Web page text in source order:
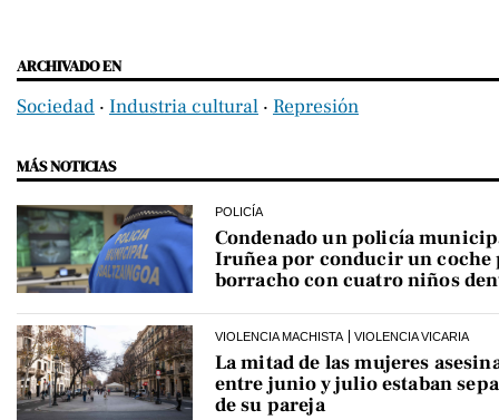
ARCHIVADO EN
Sociedad ‧ Industria cultural ‧ Represión
MÁS NOTICIAS
POLICÍA
Condenado un policía
Iruñea por conducir un coche
borracho con cuatro niños
VIOLENCIA MACHISTA VIOLENCIA VICARIA
La mitad de las mujeres
entre junio y julio estaban
de su pareja